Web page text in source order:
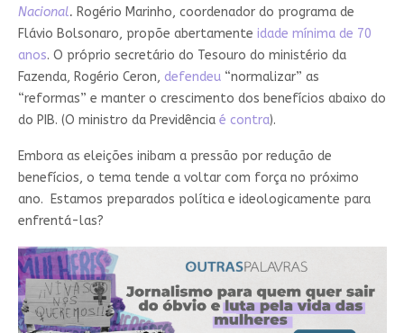
Nacional. Rogério Marinho, coordenador do programa de
Flávio Bolsonaro, propõe abertamente idade mínima de 70
anos. O próprio secretário do Tesouro do ministério da
Fazenda, Rogério Ceron, defendeu“normalizar” as
“reformas” e manter o crescimento dos benefícios abaixo do
do PIB. (O ministro da Previdência é contra).
Embora as eleições inibam a pressão por redução de
benefícios, o tema tende a voltar com força no próximo
ano. Estamos preparados política e ideologicamente para
enfrentá-las?